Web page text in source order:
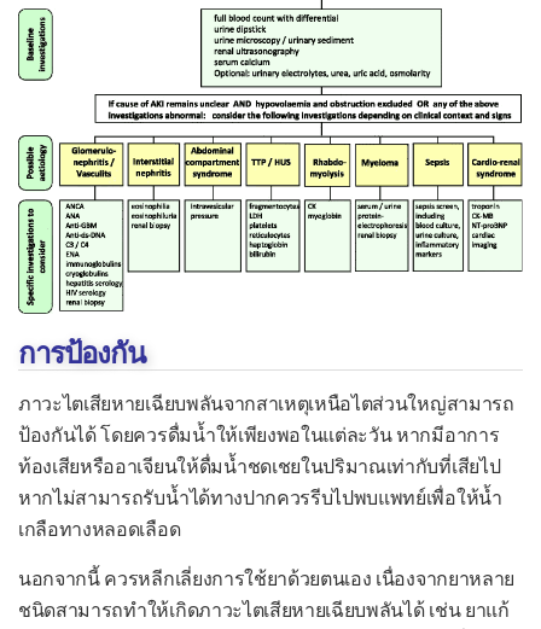
การป้องกัน
ภาวะไตเสียหายเฉียบพลันจากสาเหตุเหนือไตส่วนใหญ่สามารถ
ป้องกันได้ โดยควรดื่มน้ำให้เพียงพอในแต่ละวัน หากมีอาการ
ท้องเสียหรืออาเจียนให้ดื่มน้ำชดเชยในปริมาณเท่ากับที่เสียไป
หากไม่สามารถรับน้ำได้ทางปากควรรีบไปพบแพทย์เพื่อให้น้ำ
เกลือทางหลอดเลือด
นอกจากนี้ ควรหลีกเลี่ยงการใช้ยาด้วยตนเอง เนื่องจากยาหลาย
ชนิดสามารถทำให้เกิดภาวะไตเสียหายเฉียบพลันได้ เช่น ยาแก้